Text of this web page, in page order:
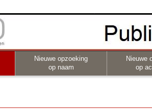
Nieuwe opzoeking
op naam
Nieuwe
op